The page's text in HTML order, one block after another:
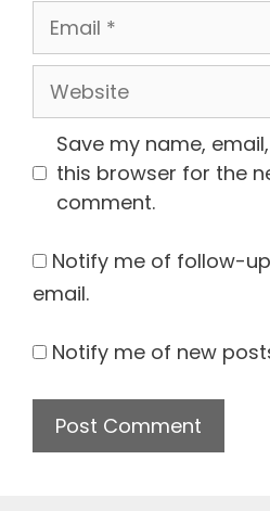
Email
Website
Save my name,
this browser for the
comment.
Notify me of follow-
email.
Notify me of new